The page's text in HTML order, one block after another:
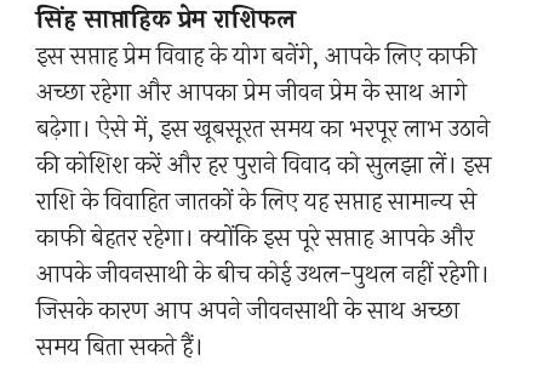
सिंह साप्ताहिक प्रेम राशिफल
इस सप्ताह प्रेम विवाह के योग बनेंगे, आपके लिए काफी
अच्छा रहेगा और आपका प्रेम जीवन प्रेम के साथ आगे
बढ़ेगा। ऐसे में, इस खूबसूरत समय का भरपूर लाभ उठाने
की कोशिश करें और हर पुराने विवाद को सुलझा लें। इस
राशि के विवाहित जातकों के लिए यह सप्ताह सामान्य से
काफी बेहतर रहेगा। क्योंकि इस पूरे सप्ताह आपके और
आपके जीवनसाथी के बीच कोई उथल-पुथल नहीं रहेगी।
जिसके कारण आप अपने जीवनसाथी के साथ अच्छा
समय बिता सकते हैं।